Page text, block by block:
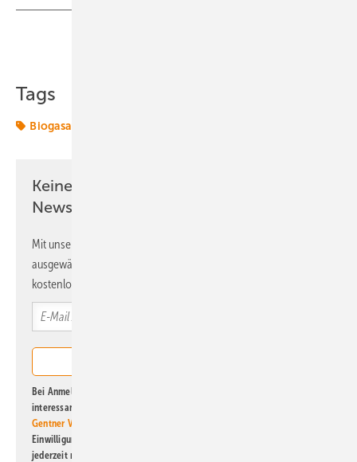
Tags
Biogasanlagen
Keine Zeit? Kein Problem mit dem ERE
Newsletter!
Mit unserem Newsletter erhalten Sie regelmäßig von uns
ausgewählte Informationen und Neuigkeiten, gebündelt und
kostenlos direkt ins Postfach.
Bei Anmeldung zu diesem Newsletter bin ich damit einverstanden, über
interessante Verlags- und Online-Angebote
Gentner Verlag GmbH & Co. KG
Einwilligung kann ich jederzeit widerrufen und eine Abmeldung ist
jederzeit möglich. Informationen zum Umgang mit Daten finden Sie